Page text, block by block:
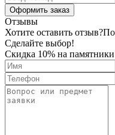
Оформить заказ
Отзывы
Хотите оставить отзыв?
Сделайте выбор!
Скидка 10% на